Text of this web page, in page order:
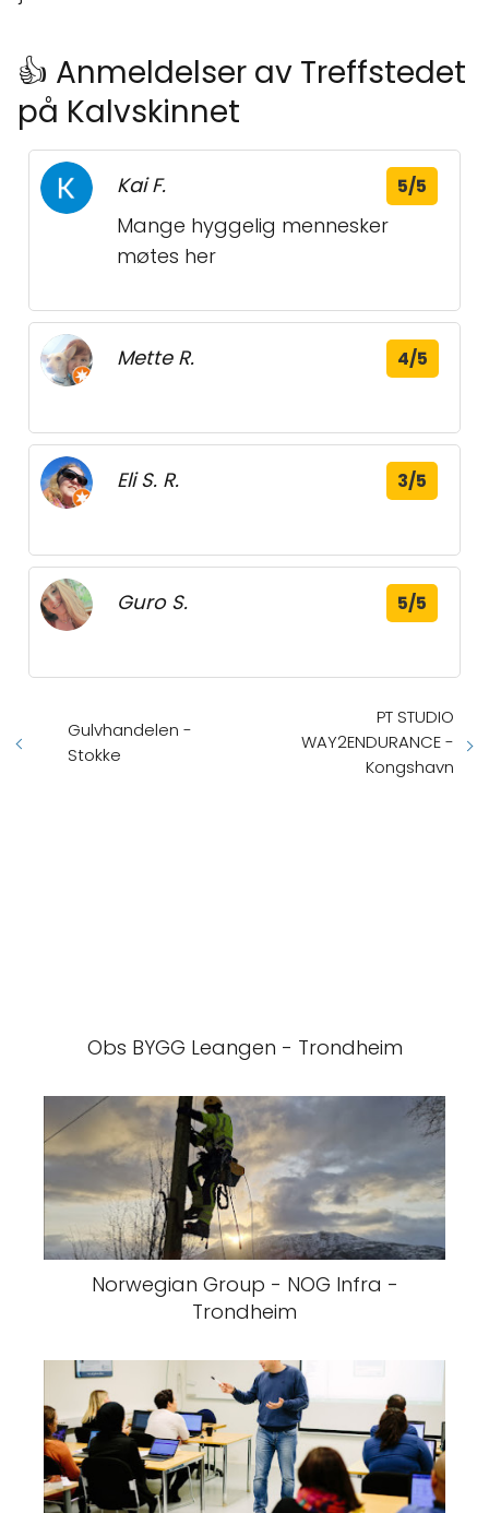
👍 Anmeldelser av Treffstedet
på Kalvskinnet
Kai F. 5/5
Mange hyggelig mennesker
møtes her
Mette R. 4/5
Eli S. R. 3/5
Guro S. 5/5
Gulvhandelen -
Stokke
PT STUDIO
WAY2ENDURANCE -
Kongshavn
Obs BYGG Leangen - Trondheim
Norwegian Group - NOG Infra -
Trondheim